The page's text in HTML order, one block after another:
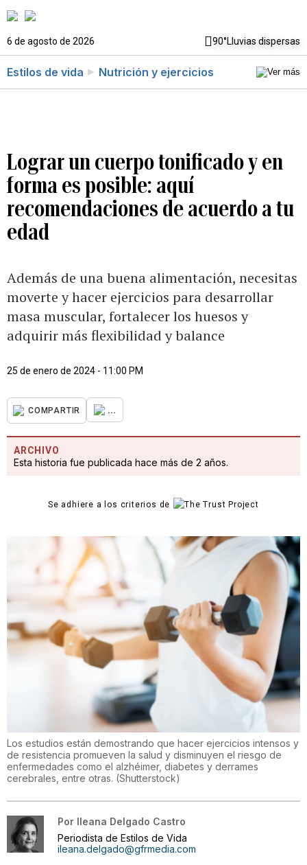
6 de agosto de 2026 90°Lluvias dispersas
Estilos de vida Nutrición y ejercicios
Lograr un cuerpo tonificado y en
forma es posible: aquí
recomendaciones de acuerdo a tu
edad
Además de una buena alimentación, necesitas
moverte y hacer ejercicios para desarrollar
masa muscular, fortalecer los huesos y
adquirir más flexibilidad y balance
25 de enero de 2024 - 11:00 PM
COMPARTIR ...
ARCHIVO
Esta historia fue publicada hace más de 2 años.
Se adhiere a los criterios de
Los estudios están demostrando que hacer ejercicios intensos y
de resistencia promueven la salud y disminuyen el riesgo de
enfermedades como el alzhéimer, diabetes y derrames
cerebrales, entre otras. (Shutterstock)
Por Ileana Delgado Castro
Periodista de Estilos de Vida
ileana.delgado@gfrmedia.com